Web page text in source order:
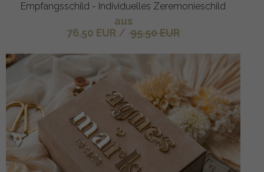
Empfangsschild - Individuelles Zeremonieschild
aus
76.50 EUR / 95.50 EUR